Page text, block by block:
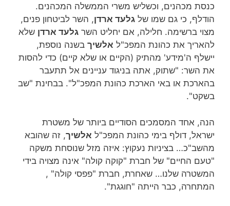
כנסת מכהנים, וכשליש משרי הממשלה המכהנים.
הודלף, כי גם שמו של גלעד ארדן, השר לביטחון פנים,
מצוי ברשימה. חלילה, אם יחליט השר גלעד ארדן שלא
להאריך את כהונת המפכ"ל אלשיך בשנה נוספת,
יישלף ה'מידע' מהתיק (הקיים או שלא קיים) כדי להסות
את השר: "שתוק, אתה בניגוד עניינים אל תתעבר
בהארכת או באי הארכת כהונת המפכ"ל". בבחינת "שב
בשקט".
הנה, אחד המסמכים הסודיים ביותר של משטרת
ישראל, דולף בימי כהונת המפכ"ל אלשיך, זה שהובא
מהשב"כ… בציניות נעקוץ: איזה מזל שנוסחת משקה
"טעם החיים" של חברת "קוקה קולה" אינה מצויה בידי
המשטרה שלנו… שאחרת, חברת "פפסי קולה" ,
המתחרה, כבר הייתה "חוגגת".